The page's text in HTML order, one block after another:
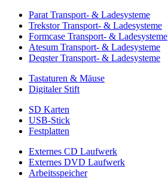
Parat Transport- & Ladesysteme
Trekstor Transport- & Ladesysteme
Formcase Transport- & Ladesysteme
Atesum Transport- & Ladesysteme
Deqster Transport- & Ladesysteme
Tastaturen & Mäuse
Digitaler Stift
SD Karten
USB-Stick
Festplatten
Externes CD Laufwerk
Externes DVD Laufwerk
Arbeitsspeicher